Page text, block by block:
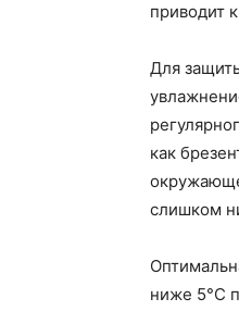
приводит
Для
как
слишком
ниже 5°C